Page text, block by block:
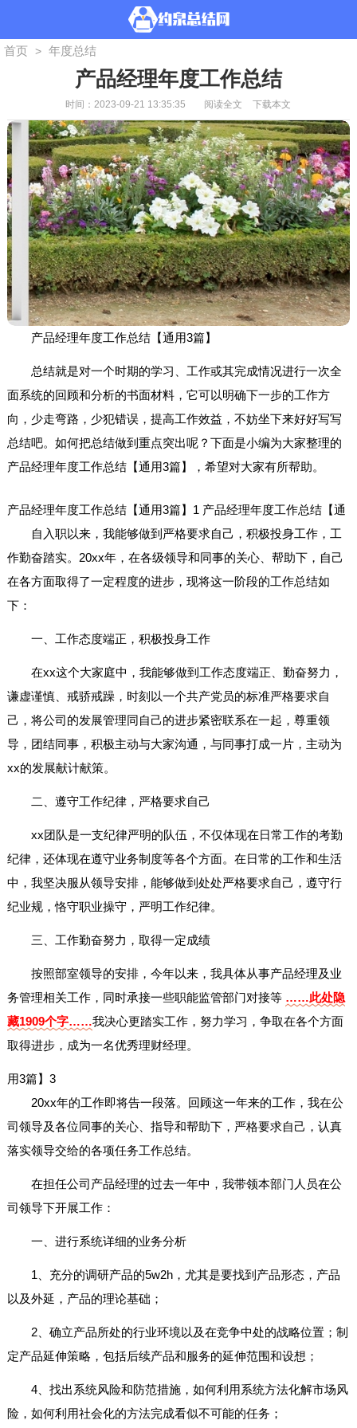
首页 > 年度总结
产品经理年度工作总结
时间：2023-09-21 13:35:35 阅读全文 下载本文
产品经理年度工作总结【通用3篇】
总结就是对一个时期的学习、工作或其完成情况进行一次全
面系统的回顾和分析的书面材料，它可以明确下一步的工作方
向，少走弯路，少犯错误，提高工作效益，不妨坐下来好好写写
总结吧。如何把总结做到重点突出呢？下面是小编为大家整理的
产品经理年度工作总结【通用3篇】，希望对大家有所帮助。
产品经理年度工作总结【通用3篇】1
自入职以来，我能够做到严格要求自己，积极投身工作，工
作勤奋踏实。20xx年，在各级领导和同事的关心、帮助下，自己
在各方面取得了一定程度的进步，现将这一阶段的工作总结如
下：
一、工作态度端正，积极投身工作
在xx这个大家庭中，我能够做到工作态度端正、勤奋努力，
谦虚谨慎、戒骄戒躁，时刻以一个共产党员的标准严格要求自
己，将公司的发展管理同自己的进步紧密联系在一起，尊重领
导，团结同事，积极主动与大家沟通，与同事打成一片，主动为
xx的发展献计献策。
二、遵守工作纪律，严格要求自己
xx团队是一支纪律严明的队伍，不仅体现在日常工作的考勤
纪律，还体现在遵守业务制度等各个方面。在日常的工作和生活
中，我坚决服从领导安排，能够做到处处严格要求自己，遵守行
纪业规，恪守职业操守，严明工作纪律。
三、工作勤奋努力，取得一定成绩
按照部室领导的安排，今年以来，我具体从事产品经理及业
务管理相关工作，同时承接一些职能监管部门对接等 ……此处隐
藏1909个字……我决心更踏实工作，努力学习，争取在各个方面
取得进步，成为一名优秀理财经理。
产品经理年度工作总结【通
用3篇】3
20xx年的工作即将告一段落。回顾这一年来的工作，我在公
司领导及各位同事的关心、指导和帮助下，严格要求自己，认真
落实领导交给的各项任务工作总结。
在担任公司产品经理的过去一年中，我带领本部门人员在公
司领导下开展工作：
一、进行系统详细的业务分析
1、充分的调研产品的5w2h，尤其是要找到产品形态，产品
以及外延，产品的理论基础；
2、确立产品所处的行业环境以及在竞争中处的战略位置；制
定产品延伸策略，包括后续产品和服务的延伸范围和设想；
4、找出系统风险和防范措施，如何利用系统方法化解市场风
险，如何利用社会化的方法完成看似不可能的任务；